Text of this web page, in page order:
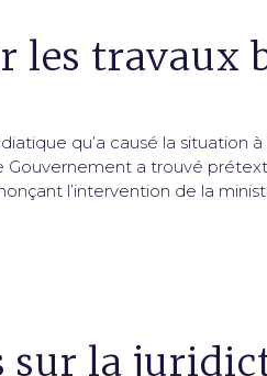
les travaux
qu’a causé la
Gouvernement a trouvé
l’intervention de la
sur la